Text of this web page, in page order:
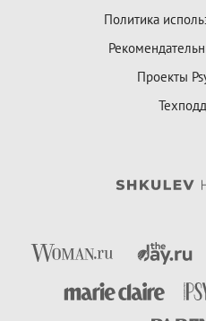
Политика
Проекты